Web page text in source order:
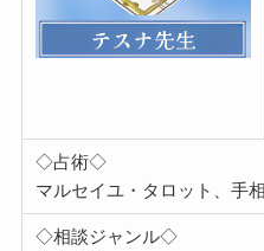
◇占術◇
マルセイユ・タロット、手相
◇相談ジャンル◇